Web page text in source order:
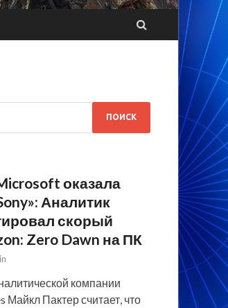
оказала
Аналитик
скорый
Zero Dawn на ПК
компании
Майкл Пактер считает, что